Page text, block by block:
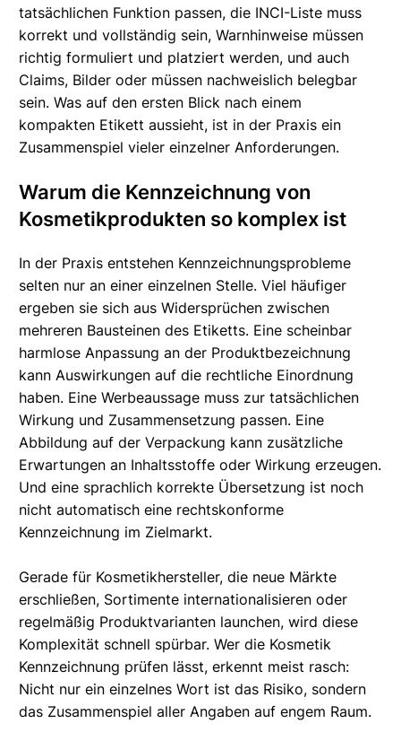
tatsächlichen Funktion passen, die INCI-Liste muss
korrekt und vollständig sein, Warnhinweise müssen
richtig formuliert und platziert werden, und auch
Claims, Bilder oder müssen nachweislich belegbar
sein. Was auf den ersten Blick nach einem
kompakten Etikett aussieht, ist in der Praxis ein
Zusammenspiel vieler einzelner Anforderungen.
Warum die Kennzeichnung von
Kosmetikprodukten so komplex ist
In der Praxis entstehen Kennzeichnungsprobleme
selten nur an einer einzelnen Stelle. Viel häufiger
ergeben sie sich aus Widersprüchen zwischen
mehreren Bausteinen des Etiketts. Eine scheinbar
harmlose Anpassung an der Produktbezeichnung
kann Auswirkungen auf die rechtliche Einordnung
haben. Eine Werbeaussage muss zur tatsächlichen
Wirkung und Zusammensetzung passen. Eine
Abbildung auf der Verpackung kann zusätzliche
Erwartungen an Inhaltsstoffe oder Wirkung erzeugen.
Und eine sprachlich korrekte Übersetzung ist noch
nicht automatisch eine rechtskonforme
Kennzeichnung im Zielmarkt.
Gerade für Kosmetikhersteller, die neue Märkte
erschließen, Sortimente internationalisieren oder
regelmäßig Produktvarianten launchen, wird diese
Komplexität schnell spürbar. Wer die Kosmetik
Kennzeichnung prüfen lässt, erkennt meist rasch:
Nicht nur ein einzelnes Wort ist das Risiko, sondern
das Zusammenspiel aller Angaben auf engem Raum.